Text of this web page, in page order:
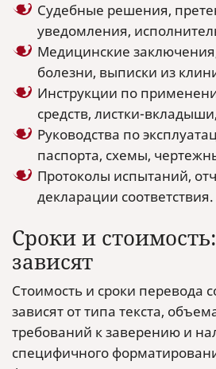
Судебные решения,
уведомления,
Медицинские
болезни, выписки из
Инструкции по
средств, листки-
Руководства по
паспорта, схемы,
Протоколы испытаний,
декларации соответствия.
Сроки и
зависят
Стоимость и сроки перевода
зависят от типа текста,
требований к заверению и
специфичного